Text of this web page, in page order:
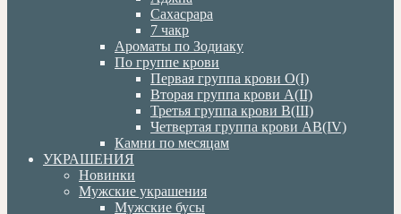
Сахасрара
7 чакр
Ароматы по Зодиаку
По группе крови
Первая группа крови О(I)
Вторая группа крови А(II)
Третья группа крови В(III)
Четвертая группа крови АВ(IV)
Камни по месяцам
УКРАШЕНИЯ
Новинки
Мужские украшения
Мужские бусы